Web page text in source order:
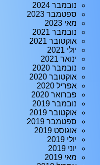
נובמבר 2024
ספטמבר 2023
מאי 2023
נובמבר 2021
אוקטובר 2021
יולי 2021
ינואר 2021
נובמבר 2020
אוקטובר 2020
אפריל 2020
פברואר 2020
נובמבר 2019
אוקטובר 2019
ספטמבר 2019
אוגוסט 2019
יולי 2019
יוני 2019
מאי 2019